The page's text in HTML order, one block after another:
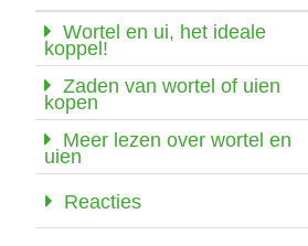
Wortel en ui, het ideale
koppel!
Zaden van wortel of uien
kopen
Meer lezen over wortel en
uien
Reacties